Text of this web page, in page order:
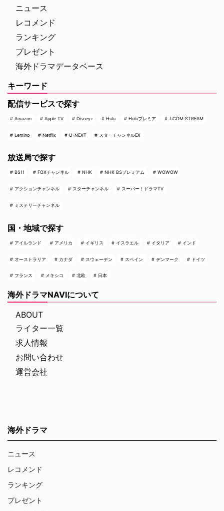
ニュース
レコメンド
ランキング
プレゼント
海外ドラマデータベース
キーワード
配信サービスで探す
Amazon Apple TV Disney+ Hulu Huluプレミア J:COM STREAM
Lemino Netflix U-NEXT スターチャンネルEX
放送局で探す
BS11 FOXチャンネル NHK NHK BSプレミアム WOWOW
アクションチャンネル スターチャンネル スーパー！ドラマTV
ミステリーチャンネル
国・地域で探す
アイルランド アメリカ イギリス イスラエル イタリア インド
オーストラリア カナダ スウェーデン スペイン デンマーク ドイツ
フランス メキシコ 北欧 日本
海外ドラマNAVIについて
ABOUT
ライター一覧
求人情報
お問い合わせ
運営会社
海外ドラマ
ニュース
レコメンド
ランキング
プレゼント